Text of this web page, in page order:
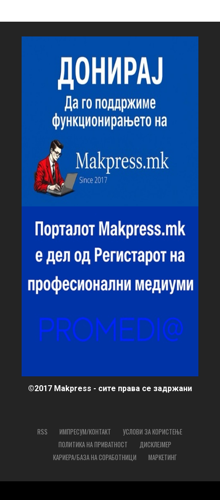
©2017 Makpress - сите права се задржани
RSS ИМПРЕСУМ/КОНТАКТ
УСЛОВИ ЗА КОРИСТЕЊЕ
ПОЛИТИКА НА ПРИВАТНОСТ
ДИСКЛЕЈМЕР
КАРИЕРА/БАЗА НА СОРАБОТНИЦИ
МАРКЕТИНГ